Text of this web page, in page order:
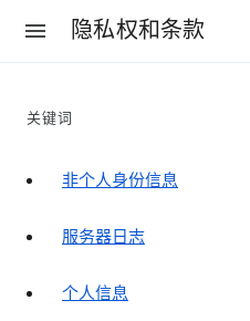
隐私权和条款
关键词
非个人身份信息
服务器日志
个人信息